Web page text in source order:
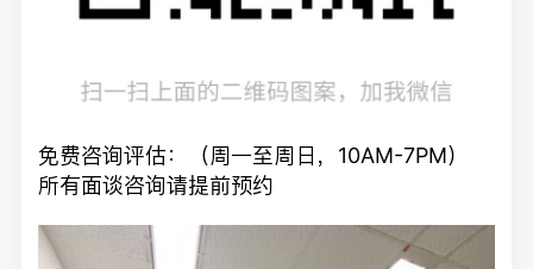
免费咨询评估：（周一至周日，10AM-7PM）
所有面谈咨询请提前预约